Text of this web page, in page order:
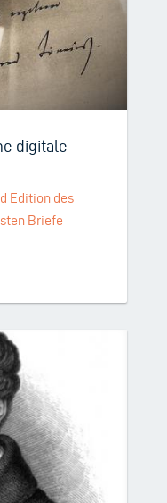
digitale
Edition des
Briefe